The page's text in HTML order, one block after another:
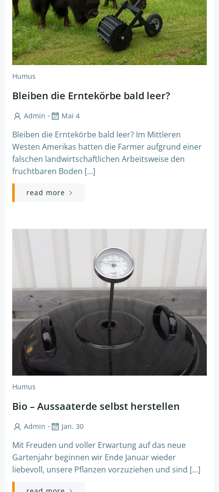
Humus
Bleiben die Erntekörbe bald leer?
Admin - Mai 4
Bleiben die Erntekörbe bald leer? Im Mittleren
Westen Amerikas hatten die Farmer aufgrund einer
falschen landwirtschaftlichen Arbeitsweise den
fruchtbaren Boden […]
read more
Humus
Bio – Aussaaterde selbst herstellen
Admin - Jan. 30
Mit Freuden und voller Erwartung auf das neue
Gartenjahr beginnen wir Ende Januar wieder
liebevoll, unsere Pflanzen vorzuziehen und sind […]